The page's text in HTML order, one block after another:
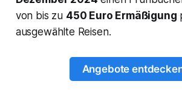
von bis zu 450 Euro Ermäßigung
ausgewählte Reisen.
Angebote